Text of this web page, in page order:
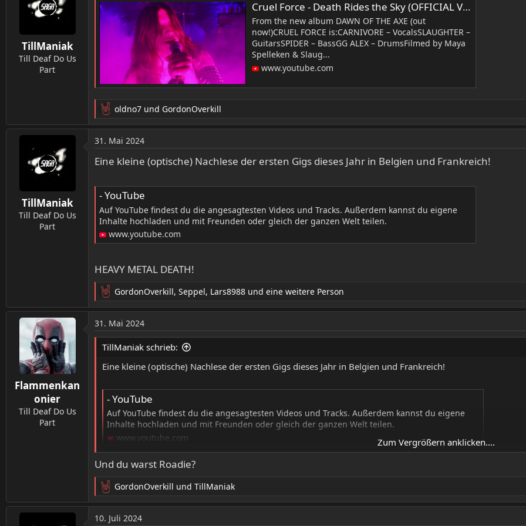
i
o
TillManiak
Till Deaf Do Us
Part
Cruel Force - Death Rides the Sky (OFFICIAL VIDEO)
From the new album DAWN OF THE AXE (out
now!)CRUEL FORCE is:CARNIVORE – VocalsSLAUGHTER –
GuitarsSPIDER – BassGG ALEX – DrumsFilmed by Maya
Spelleken & Slaug...
www.youtube.com
R
e
a
k
t
n
:
oldno7 und GordonOverkill
TillManiak
Till Deaf Do Us
Part
31. Mai 2024
Eine kleine (optische) Nachlese der ersten Gigs dieses Jahr in Belgien und Frankreich!
- YouTube
Auf YouTube findest du die angesagtesten Videos und Tracks. Außerdem kannst du eigene
Inhalte hochladen und mit Freunden oder gleich der ganzen Welt teilen.
www.youtube.com
HEAVY METAL DEATH!
R
e
a
k
t
o
GordonOverkill, Seppel, Lars8988 und eine weitere Person
Flammenkan
onier
Till Deaf Do Us
Part
31. Mai 2024
TillManiak schrieb:
Eine kleine (optische) Nachlese der ersten Gigs dieses Jahr in Belgien und Frankreich!
- YouTube
Auf YouTube findest du die angesagtesten Videos und Tracks. Außerdem kannst du eigene
Inhalte hochladen und mit Freunden oder gleich der ganzen Welt teilen.
www.youtube.com
HEAVY METAL DEATH!
Zum Vergrößern anklicken....
Und du warst Roadie?
R
e
a
GordonOverkill und TillManiak
10. Juli 2024